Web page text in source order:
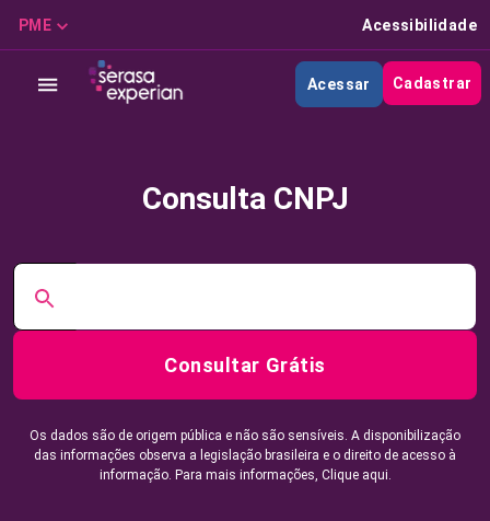
PME Acessibilidade
Acessar Cadastrar
Consulta CNPJ
Consultar Grátis
Os dados são de origem pública e não são sensíveis. A disponibilização
das informações observa a legislação brasileira e o direito de acesso à
informação. Para mais informações, Clique aqui.